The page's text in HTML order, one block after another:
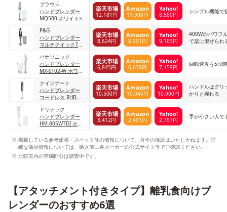
ブラウン
ハンドブレンダー
MQ500 ホワイト×
楽天市場
12,181円
Amazon
11,900円
Yahoo!
8,580円 シンプル機能で
P&G
ハンドブレンダー
マルチクイック7
ク/シルバー
楽天市場
8,624円
Amazon
8,991円
Yahoo!
9,163円
400Wのパワフ
で楽に混ぜられ
パナソニック
ハンドブレンダー
MX-S102-W ホワイ
楽天市場
6,845円
Amazon
6,638円
Yahoo!
7,159円 回転速度を5段
クイジナート
ハンドブレンダー
コードレス RHB-
楽天市場
10,500円
Amazon
10,040円
Yahoo!
10,900円
ハンドルはグリ
かりと握れる
ドリテック
ハンドブレンダー
HM-805WTDI ホワ
楽天市場
3,412円
Amazon
2,481円
Yahoo!
2,797円 手が小さい人で
掲載している参考価格・スペック等の情報について、万全の保証はいたしかねます。詳
細な商品情報については、購入前に各メーカーの公式サイト等でご確認ください。
比較表内の空欄部分は調査中です。
【アタッチメント付きタイプ】離乳食向けブ
レンダーのおすすめ6選